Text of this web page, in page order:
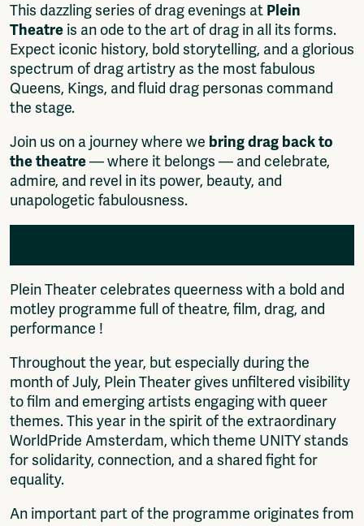
This dazzling series of drag evenings at Plein
Theatre is an ode to the art of drag in all its forms.
Expect iconic history, bold storytelling, and a glorious
spectrum of drag artistry as the most fabulous
Queens, Kings, and fluid drag personas command
the stage.
Join us on a journey where we bring drag back to
the theatre— where it belongs — and celebrate,
admire, and revel in its power, beauty, and
unapologetic fabulousness.
JULY 2026: WORLDPRIDE MONTH AT PLEIN
Plein Theater celebrates queerness with a bold and
motley programme full of theatre, film, drag, and
performance !
Throughout the year, but especially during the
month of July, Plein Theater gives unfiltered visibility
to film and emerging artists engaging with queer
themes. This year in the spirit of the extraordinary
WorldPride Amsterdam, which theme UNITY stands
for solidarity, connection, and a shared fight for
equality.
An important part of the programme originates from